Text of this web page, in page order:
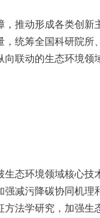
推动形成各类创
统筹全国科研院
联动的生态环境
态环境领域核心
减污降碳协同机
法学研究，加强